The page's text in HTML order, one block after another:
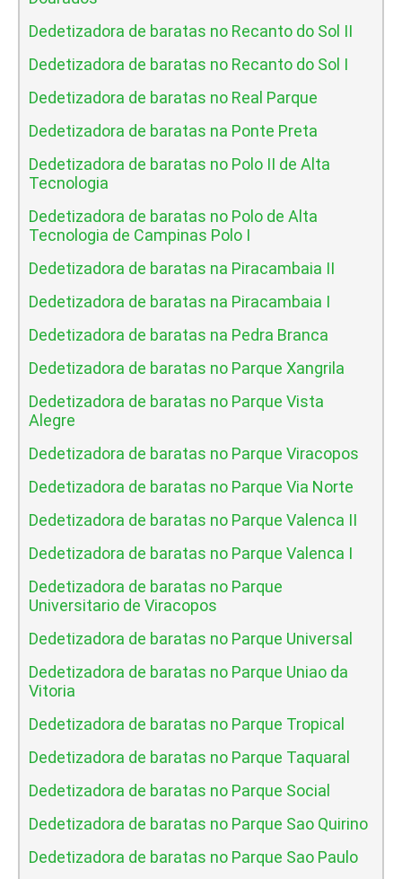
Dedetizadora de baratas no Recanto do Sol II
Dedetizadora de baratas no Recanto do Sol I
Dedetizadora de baratas no Real Parque
Dedetizadora de baratas na Ponte Preta
Dedetizadora de baratas no Polo II de Alta
Tecnologia
Dedetizadora de baratas no Polo de Alta
Tecnologia de Campinas Polo I
Dedetizadora de baratas na Piracambaia II
Dedetizadora de baratas na Piracambaia I
Dedetizadora de baratas na Pedra Branca
Dedetizadora de baratas no Parque Xangrila
Dedetizadora de baratas no Parque Vista
Alegre
Dedetizadora de baratas no Parque Viracopos
Dedetizadora de baratas no Parque Via Norte
Dedetizadora de baratas no Parque Valenca II
Dedetizadora de baratas no Parque Valenca I
Dedetizadora de baratas no Parque
Universitario de Viracopos
Dedetizadora de baratas no Parque Universal
Dedetizadora de baratas no Parque Uniao da
Vitoria
Dedetizadora de baratas no Parque Tropical
Dedetizadora de baratas no Parque Taquaral
Dedetizadora de baratas no Parque Social
Dedetizadora de baratas no Parque Sao Quirino
Dedetizadora de baratas no Parque Sao Paulo